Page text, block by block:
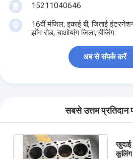
15211040646
16वीं मंजिल, इकाई बी, जिताई
झोंग रोड, चाओयांग जिला, बीजिंग
अब से संपर्क करें
सबसे उत्तम प्रतिदान